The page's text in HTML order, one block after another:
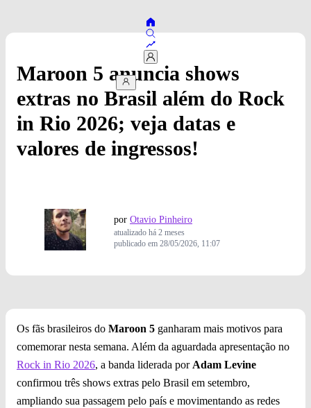
Maroon 5 anuncia shows
extras no Brasil além do Rock
in Rio 2026; veja datas e
valores de ingressos!
por Otavio Pinheiro
atualizado há 2 meses
publicado em 28/05/2026, 11:07
Os fãs brasileiros do Maroon 5 ganharam mais motivos para
comemorar nesta semana. Além da aguardada apresentação no
Rock in Rio 2026, a banda liderada por Adam Levine
confirmou três shows extras pelo Brasil em setembro,
ampliando sua passagem pelo país e movimentando as redes